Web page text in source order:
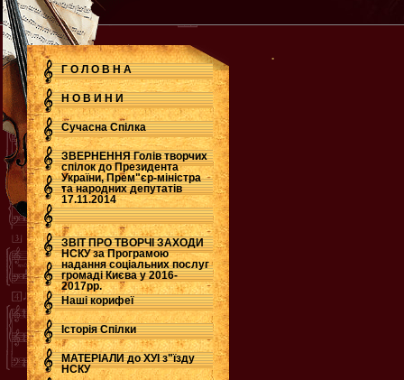
Г О Л О В Н А
Н О В И Н И
Сучасна Cпілка
ЗВЕРНЕННЯ Голів творчих
спілок до Президента
України, Прем"єр-міністра
та народних депутатів
17.11.2014
.
ЗВІТ ПРО ТВОРЧІ ЗАХОДИ
НСКУ за Програмою
надання соціальних послуг
громаді Києва у 2016-
2017рр.
.
Наші корифеї
Історія Спілки
МАТЕРІАЛИ до ХУІ з"їзду
НСКУ
.